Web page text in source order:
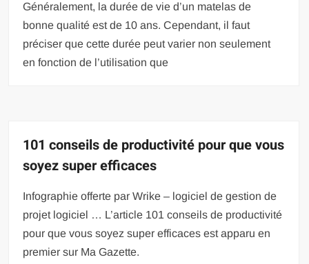
Généralement, la durée de vie d’un matelas de
bonne qualité est de 10 ans. Cependant, il faut
préciser que cette durée peut varier non seulement
en fonction de l’utilisation que
101 conseils de productivité pour que vous
soyez super efficaces
Infographie offerte par Wrike – logiciel de gestion de
projet logiciel … L’article 101 conseils de productivité
pour que vous soyez super efficaces est apparu en
premier sur Ma Gazette.